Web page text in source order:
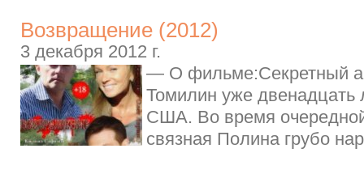
Возвращение (2012)
3 декабря 2012 г.
— О фильме:Секретный
Томилин уже двенадцать
США. Во время
связная Полина грубо